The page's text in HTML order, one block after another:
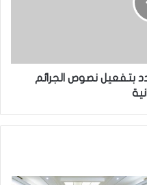
بتفعيل نصوص الجرائم